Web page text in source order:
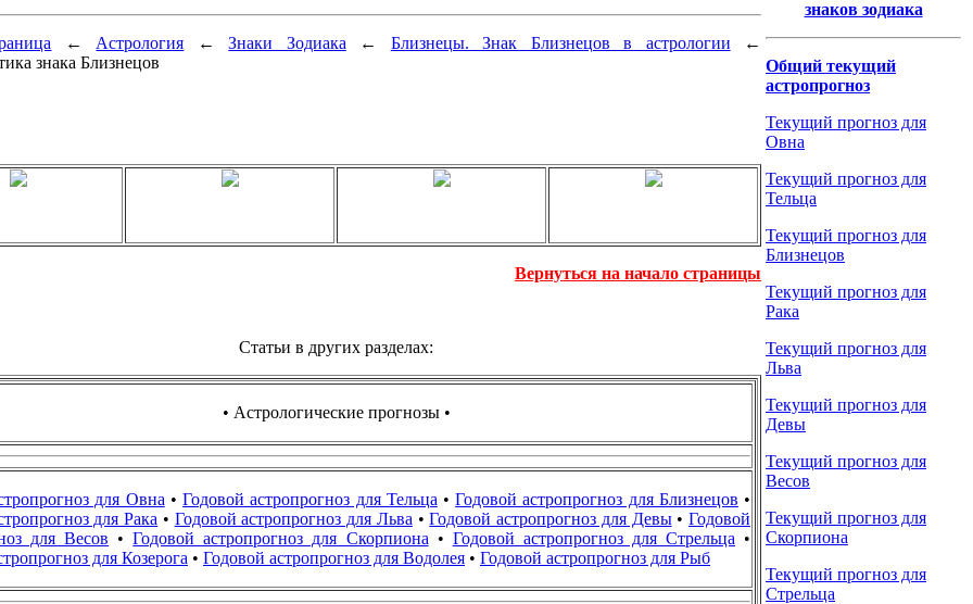
← Астрология ←Знаки Зодиака ← Близнецы. Знак Близнецов в астрологии ←
знака Близнецов
Вернуться на начало страницы
Статьи в других разделах:
• Астрологические прогнозы •
для Овна •Годовой астропрогноз для Тельца •Годовой астропрогноз для Близнецов •
для Рака • Годовой астропрогноз для Льва •Годовой астропрогноз для Девы•Годовой
для Весов •Годовой астропрогноз для Скорпиона • Годовой астропрогноз для Стрельца •
для Козерога • Годовой астропрогноз для Водолея • Годовой астропрогноз для Рыб
знаков зодиака
Общий текущий
астропрогноз
Текущий прогноз для
Овна
Текущий прогноз для
Тельца
Текущий прогноз для
Близнецов
Текущий прогноз для
Рака
Текущий прогноз для
Льва
Текущий прогноз для
Девы
Текущий прогноз для
Весов
Текущий прогноз для
Скорпиона
Текущий прогноз для
Стрельца